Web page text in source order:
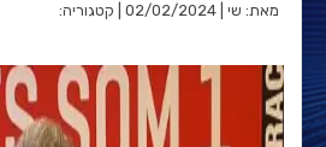
מאת: שי | 02/02/2024 | קטגוריה: